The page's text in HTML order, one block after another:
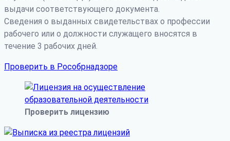
выдачи соответствующего документа.
Сведения о выданных свидетельствах о профессии
рабочего или о должности служащего вносятся в
течение 3 рабочих дней.
Проверить в Рособрнадзоре
Проверить лицензию